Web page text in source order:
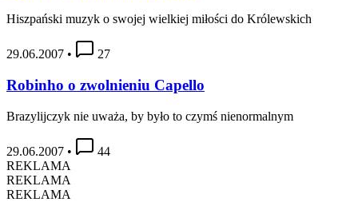
Hiszpański muzyk o swojej wielkiej miłości do Królewskich
29.06.2007 • 27
Robinho o zwolnieniu Capello
Brazylijczyk nie uważa, by było to czymś nienormalnym
29.06.2007 •
44
REKLAMA
REKLAMA
REKLAMA